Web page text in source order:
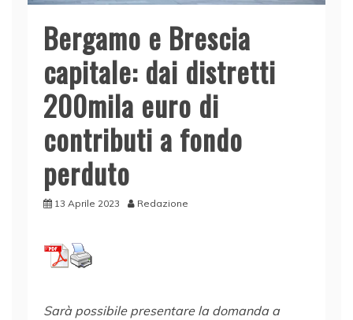
Bergamo e Brescia
capitale: dai distretti
200mila euro di
contributi a fondo
perduto
13 Aprile 2023 Redazione
Sarà possibile presentare la domanda a